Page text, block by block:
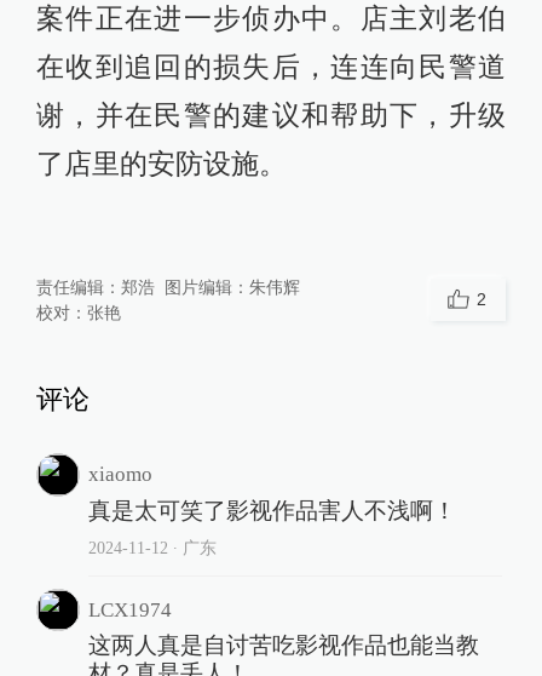
案件正在进一步侦办中。店主刘老伯
在收到追回的损失后，连连向民警道
谢，并在民警的建议和帮助下，升级
了店里的安防设施。
责任编辑： 郑浩 图片编辑： 朱伟辉
校对： 张艳
2
评论
xiaomo
真是太可笑了影视作品害人不浅啊！
2024-11-12 ∙ 广东
LCX1974
这两人真是自讨苦吃影视作品也能当教